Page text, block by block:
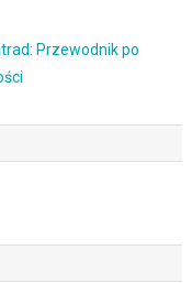
Przewodnik po